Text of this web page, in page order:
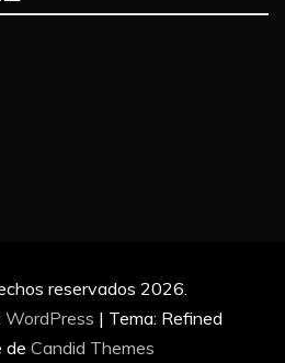
reservados 2026.
WordPress | Tema: Refined
de Candid Themes